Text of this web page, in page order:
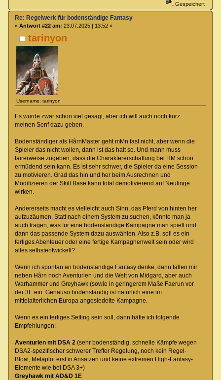
Gespeichert
tarinyon
Username: tarinyon
Re: Regelwerk für bodenständige Fantasy
« Antwort #22 am: 23.07.2025 | 13:52 »
Es wurde zwar schon viel gesagt, aber ich will auch noch kurz
meinen Senf dazu geben.
Bodenständiger als HârnMaster geht mMn fast nicht, aber wenn die
Spieler das nicht wollen, dann ist das halt so. Und mann muss
fairerweise zugeben, dass die Charaktererschaffung bei HM schon
ermüdend sein kann. Es ist sehr schwer, die Spieler da eine Session
zu motivieren. Grad das hin und her beim Ausrechnen und
Modifizieren der Skill Base kann total demotivierend auf Neulinge
wirken.
Andererseits macht es vielleicht auch Sinn, das Pferd von hinten her
aufzuzäumen. Statt nach einem System zu suchen, könnte man ja
auch fragen, was für eine bodenständige Kampagne man spielt und
dann das passende System dazu auswählen. Also z.B. soll es ein
fertiges Abenteuer oder eine fertige Kampagnenwelt sein oder wird
alles selbstentwickelt?
Wenn ich spontan an bodenständige Fantasy denke, dann fallen mir
neben Hârn noch Aventurien und die Welt von Midgard, aber auch
Warhammer und Greyhawk (sowie in geringerem Maße Faerun vor
der 3E ein. Genauso bodenständig ist natürlich eine im
mittelalterlichen Europa angesiedelte Kampagne.
Wenn es ein fertiges Setting sein soll, dann hätte ich folgende
Empfehlungen:
Aventurien mit DSA 2 (sehr bodenständig, schnelle Kämpfe wegen
DSA2-spezifischer schwerer Treffer Regelung, noch kein Regel-
Bloat, Metaplot erst in Ansätzen und keine extremen High-Fantasy-
Elemente wie bei DSA 3+)
Greyhawk mit AD&D 1E